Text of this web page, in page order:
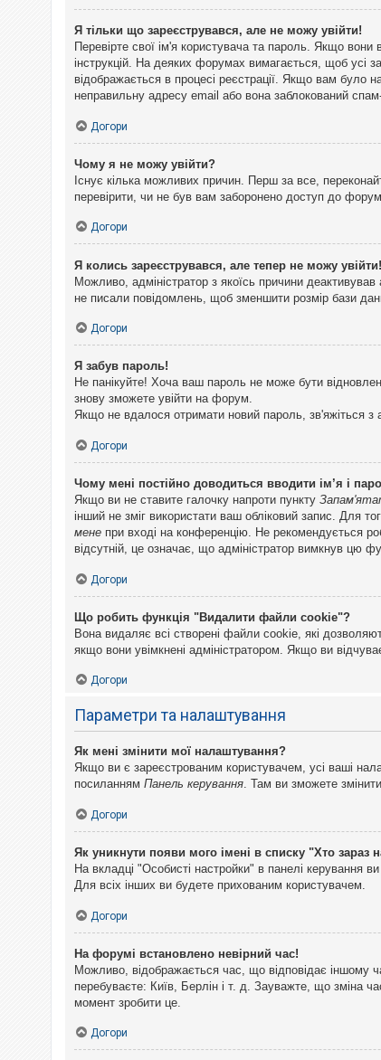
Я тільки що зареєструвався, але не можу увійти!
Перевірте свої ім'я користувача та пароль. Якщо
інструкцій. На деяких форумах вимагається, щоб усі
відображається в процесі реєстрації. Якщо вам
неправильну адресу email або вона заблокований
Догори
Чому я не можу увійти?
Існує кілька можливих причин. Перш за все,
перевірити, чи не був вам заборонено доступ до
Догори
Я колись зареєструвався, але тепер не можу увійти!
Можливо, адміністратор з якоїсь причини
не писали повідомлень, щоб зменшити розмір бази
Догори
Я забув пароль!
Не панікуйте! Хоча ваш пароль не може бути
знову зможете увійти на форум.
Якщо не вдалося отримати новий пароль, зв'яжіться з
Догори
Чому мені постійно доводиться вводити ім’я і
Якщо ви не ставите галочку напроти пункту
інший не зміг використати ваш обліковий запис. Для
мене при вході на конференцію. Не рекомендується
відсутній, це означає, що адміністратор вимкнув цю
Догори
Що робить функція "Видалити файли cookie"?
Вона видаляє всі створені файли cookie, які
якщо вони увімкнені адміністратором. Якщо ви
Догори
Параметри та налаштування
Як мені змінити мої налаштування?
Якщо ви є зареєстрованим користувачем, усі ваші
посиланням Панель керування. Там ви зможете
Догори
Як уникнути появи мого імені в списку "Хто зараз
На вкладці "Особисті настройки" в панелі керування
Для всіх інших ви будете прихованим користувачем.
Догори
На форумі встановлено невірний час!
Можливо, відображається час, що відповідає іншому
перебуваєте: Київ, Берлін і т. д. Зауважте, що зміна
момент зробити це.
Догори